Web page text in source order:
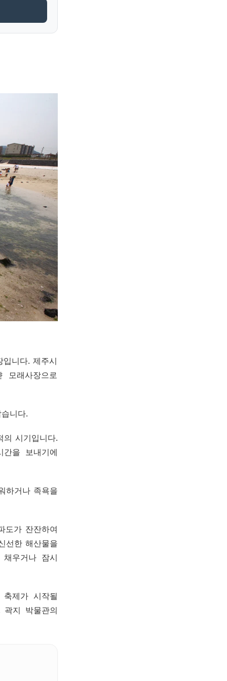
니다. 제주시
래사장으로
니다.
시기입니다.
을 보내기에
하거나 족욕을
도가 잔잔하여
선한 해산물을
우거나 잠시
제가 시작될
지 박물관의